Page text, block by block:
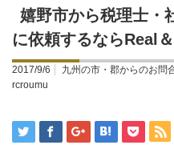
嬉野市から税理士・
に依頼するならReal
2017/9/6 九州の市・郡からのお問
rcroumu